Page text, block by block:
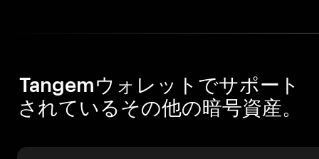
Tangemウォレットでサポート
されているその他の暗号資産。